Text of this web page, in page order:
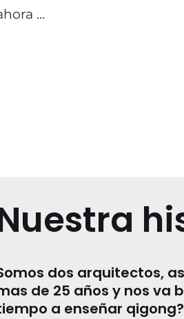
…
dos arquitectos,
de 25 años y nos va
a enseñar